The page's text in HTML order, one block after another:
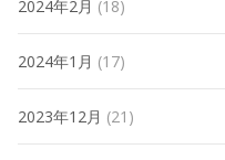
2024年2月 (18)
2024年1月 (17)
2023年12月 (21)